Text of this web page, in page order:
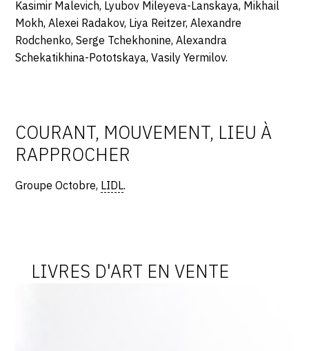
Kasimir Malevich, Lyubov Mileyeva-Lanskaya, Mikhail
Mokh, Alexei Radakov, Liya Reitzer, Alexandre
Rodchenko, Serge Tchekhonine, Alexandra
Schekatikhina-Pototskaya, Vasily Yermilov.
COURANT, MOUVEMENT, LIEU À
RAPPROCHER
Groupe Octobre, LIDL.
LIVRES D'ART EN VENTE